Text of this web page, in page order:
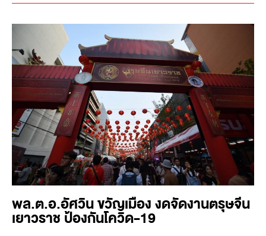
พล.ต.อ.อัศวิน ขวัญเมือง งดจัดงานตรุษจีน
เยาวราช ป้องกันโควิด-19